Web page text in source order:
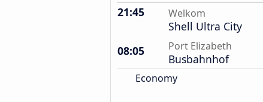
21:45 Welkom
Shell Ultra City
08:05
Port Elizabeth
Busbahnhof
Economy